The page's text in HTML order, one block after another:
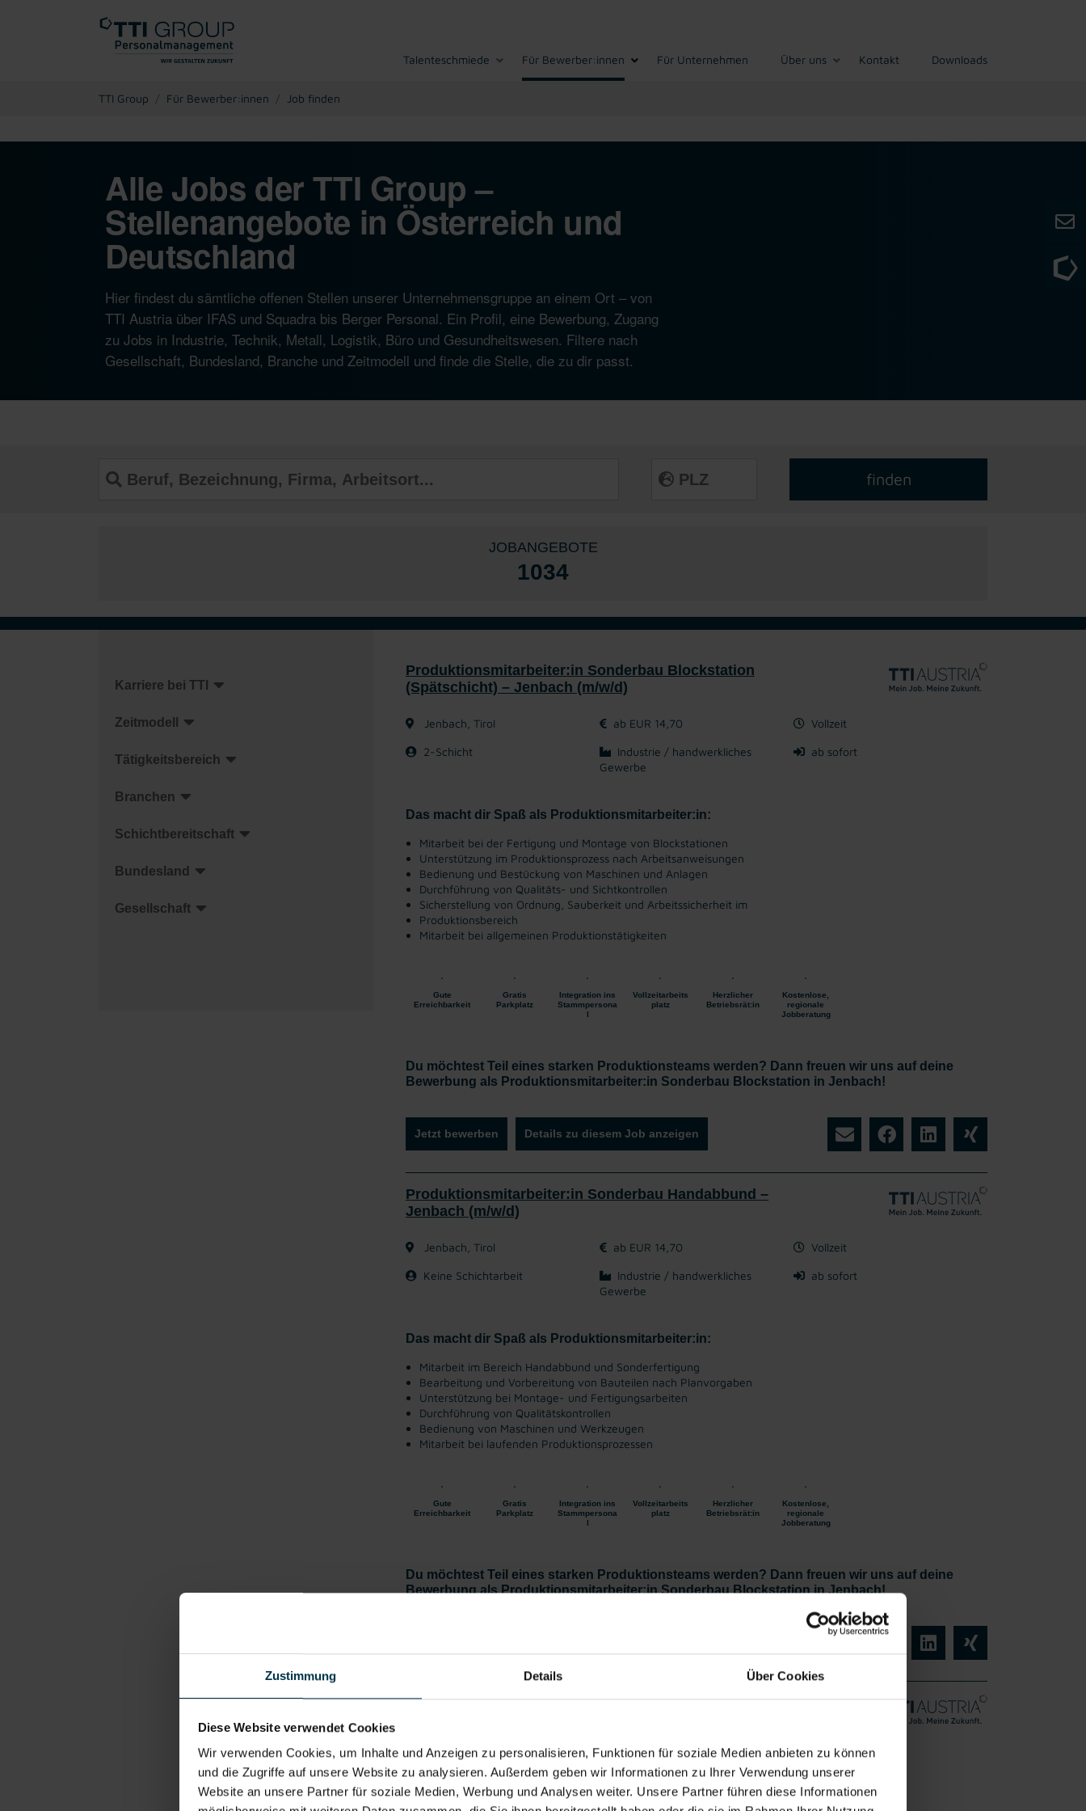
Zustimmung Details Über Cookies
Diese Website verwendet Cookies
Wir verwenden Cookies, um Inhalte und Anzeigen zu personalisieren, Funktionen für soziale Medien anbieten zu können
und die Zugriffe auf unsere Website zu analysieren. Außerdem geben wir Informationen zu Ihrer Verwendung unserer
Website an unsere Partner für soziale Medien, Werbung und Analysen weiter. Unsere Partner führen diese Informationen
Talenteschmiede Für Bewerber:innen Für Unternehmen Über uns Kontakt Downloads
TTI Group Für Bewerber:innen Job finden
Alle Jobs der TTI Group –
Stellenangebote in Österreich und
Deutschland
Hier findest du sämtliche offenen Stellen unserer Unternehmensgruppe an einem Ort – von
TTI Austria über IFAS und Squadra bis Berger Personal. Ein Profil, eine Bewerbung, Zugang
zu Jobs in Industrie, Technik, Metall, Logistik, Büro und Gesundheitswesen. Filtere nach
Gesellschaft, Bundesland, Branche und Zeitmodell und finde die Stelle, die zu dir passt.
JOBANGEBOTE
1034
Karriere bei TTI
Zeitmodell
Tätigkeitsbereich
Branchen
Schichtbereitschaft
Bundesland
Gesellschaft
Produktionsmitarbeiter:in Sonderbau Blockstation
(Spätschicht) – Jenbach (m/w/d)
Jenbach, Tirol ab EUR 14,70 Vollzeit
2-Schicht
Industrie / handwerkliches
Gewerbe
ab sofort
Das macht dir Spaß als Produktionsmitarbeiter:in:
Mitarbeit bei der Fertigung und Montage von Blockstationen
Unterstützung im Produktionsprozess nach Arbeitsanweisungen
Bedienung und Bestückung von Maschinen und Anlagen
Durchführung von Qualitäts- und Sichtkontrollen
Sicherstellung von Ordnung, Sauberkeit und Arbeitssicherheit im
Produktionsbereich
Mitarbeit bei allgemeinen Produktionstätigkeiten
Gute
Erreichbarkeit
Gratis
Parkplatz
Integration ins
Stammpersona
l
Vollzeitarbeits
platz
Herzlicher
Betriebsrät:in
Kostenlose,
regionale
Jobberatung
Du möchtest Teil eines starken Produktionsteams werden? Dann freuen wir uns auf deine
Bewerbung als Produktionsmitarbeiter:in Sonderbau Blockstation in Jenbach!
Jetzt bewerben Details zu diesem Job anzeigen
Produktionsmitarbeiter:in Sonderbau Handabbund –
Jenbach (m/w/d)
Jenbach, Tirol ab EUR 14,70 Vollzeit
Keine Schichtarbeit
Industrie / handwerkliches
Gewerbe
ab sofort
Das macht dir Spaß als Produktionsmitarbeiter:in:
Mitarbeit im Bereich Handabbund und Sonderfertigung
Bearbeitung und Vorbereitung von Bauteilen nach Planvorgaben
Unterstützung bei Montage- und Fertigungsarbeiten
Durchführung von Qualitätskontrollen
Bedienung von Maschinen und Werkzeugen
Mitarbeit bei laufenden Produktionsprozessen
Gute
Erreichbarkeit
Gratis
Parkplatz
Integration ins
Stammpersona
l
Vollzeitarbeits
platz
Herzlicher
Betriebsrät:in
Kostenlose,
regionale
Jobberatung
Du möchtest Teil eines starken Produktionsteams werden? Dann freuen wir uns auf deine
Bewerbung als Produktionsmitarbeiter:in Sonderbau Blockstation in Jenbach!
Näher:in / Produktionsmitarbeiter:in Textilfertigung –
Mittersill, Salzburg ab EUR 2.323,86 Vollzeit
2-Schicht
Industrie / handwerkliches
Gewerbe
ab sofort